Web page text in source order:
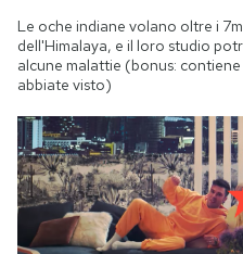
Le oche indiane volano oltre i
dell'Himalaya, e il loro studio
alcune malattie (bonus:
abbiate visto)